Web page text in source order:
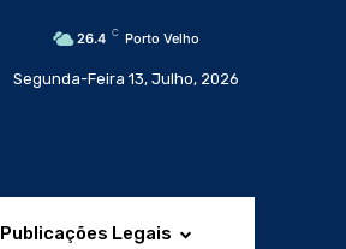
26.4 C Porto Velho
Segunda-Feira 13, Julho, 2026
Publicações Legais